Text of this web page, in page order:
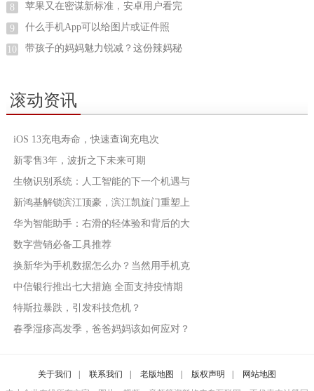
8 苹果又在密谋新标准，安卓用户看完
9 什么手机App可以给图片或证件照
10 带孩子的妈妈魅力锐减？这份辣妈秘
滚动资讯
iOS 13充电寿命，快速查询充电次
新零售3年，波折之下未来可期
生物识别系统：人工智能的下一个机遇与
新鸿基解锁滨江顶豪，滨江凯旋门重塑上
华为智能助手：右滑的轻体验和背后的大
数字营销必备工具推荐
换新华为手机数据怎么办？当然用手机克
中信银行推出七大措施 全面支持疫情期
特斯拉暴跌，引发科技危机？
春季湿疹高发季，爸爸妈妈该如何应对？
关于我们 联系我们 老版地图 版权声明
网站地图